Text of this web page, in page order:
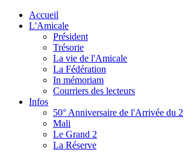
Accueil
L'Amicale
Président
Trésorie
La vie de l'Amicale
La Fédération
In mémoriam
Courriers des lecteurs
Infos
50° Anniversaire de l'Arrivée du 2
Mali
Le Grand 2
La Réserve